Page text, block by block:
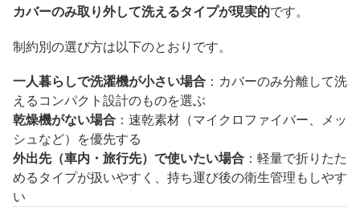
カバーのみ取り外して洗えるタイプが現実的です。
制約別の選び方は以下のとおりです。
一人暮らしで洗濯機が小さい場合 ：カバーのみ分離して洗
えるコンパクト設計のものを選ぶ
乾燥機がない場合 ：速乾素材（マイクロファイバー、メッ
シュなど）を優先する
外出先（車内・旅行先）で使いたい場合 ：軽量で折りたた
めるタイプが扱いやすく、持ち運び後の衛生管理もしやす
い